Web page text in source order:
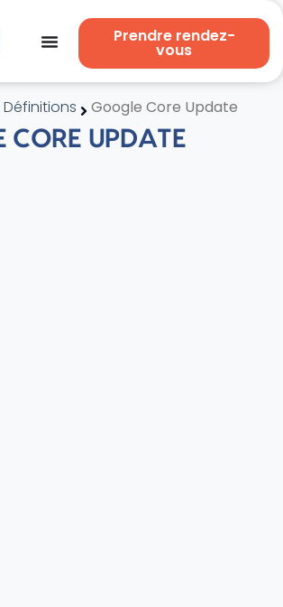
Prendre rendez-
vous
Définitions Google Core Update
CORE UPDATE